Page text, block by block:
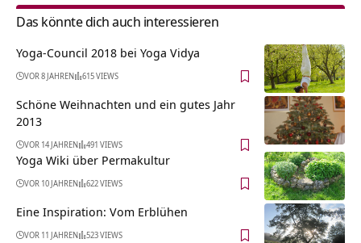
Das könnte dich auch interessieren
Yoga-Council 2018 bei Yoga Vidya
VOR 8 JAHREN 615 VIEWS
Schöne Weihnachten und ein gutes Jahr
2013
VOR 14 JAHREN 491 VIEWS
Yoga Wiki über Permakultur
VOR 10 JAHREN 622 VIEWS
Eine Inspiration: Vom Erblühen
VOR 11 JAHREN 523 VIEWS